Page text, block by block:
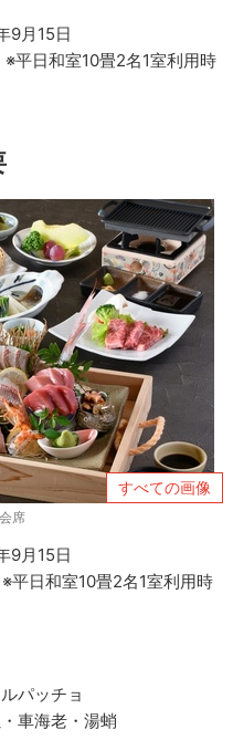
9月15日
平日和室10畳2名1室利用時
すべての画像
席
9月15日
平日和室10畳2名1室利用時
パッチョ
車海老・湯蛸